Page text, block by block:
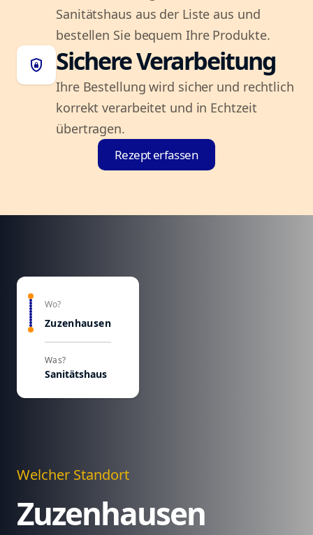
Sanitätshaus aus der Liste aus und
bestellen Sie bequem Ihre Produkte.
shield_lock Sichere Verarbeitung
Ihre Bestellung wird sicher und rechtlich
korrekt verarbeitet und in Echtzeit
übertragen.
Rezept erfassen
Wo?
Zuzenhausen
Was?
Sanitätshaus
Welcher Standort
Zuzenhausen